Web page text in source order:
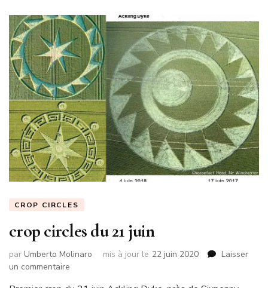
CROP CIRCLES
crop circles du 21 juin
par Umberto Molinaro mis à jour le 22 juin 2020
Laisser
un commentaire